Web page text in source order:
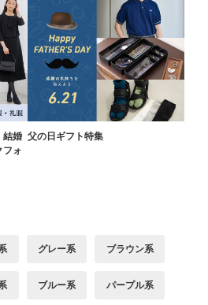
結婚
フォ
父の日ギフト特集
グレー系 ブラウン系
ブルー系 パープル系